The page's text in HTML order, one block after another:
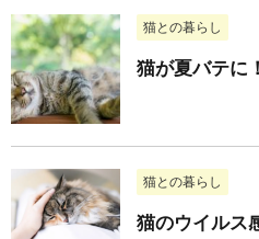
猫との暮らし
猫が夏バテに
猫との暮らし
猫のウイルス